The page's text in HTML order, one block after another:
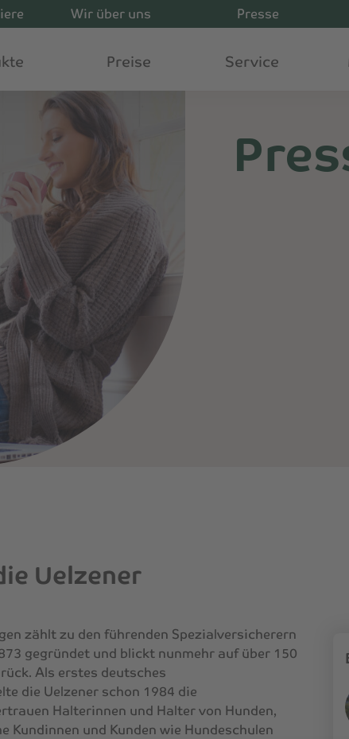
Preise Service
Wir über uns Presse
Uelzener
zählt zu den führenden Spezialversicherern
gegründet und blickt nunmehr auf über 150
Als erstes deutsches
die Uelzener schon 1984 die
Halterinnen und Halter von Hunden,
Kundinnen und Kunden wie Hundeschulen